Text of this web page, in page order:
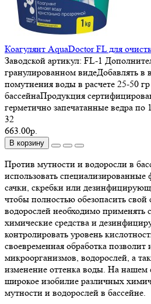
Коагулянт AquaDoctor FL для
Заводской артикул: FL-1
гранулированном видеДобавлять в
помутнения воды в расчете 25-50
бассейнаПродукция
герметично запечатанные ведра по
32
663.00р.
В корзину
Против мутности и водоросли в
использовать
сачки, скребки или
чтобы полностью обезопасить
водорослей необходимо применять
химические средства и
контролировать уровень
своевременная обработка позволит
микроорганизмов, водорослей, а
изменение оттенка воды. На нашем
широкое изобилие различных
мутности и водорослей в бассейне.